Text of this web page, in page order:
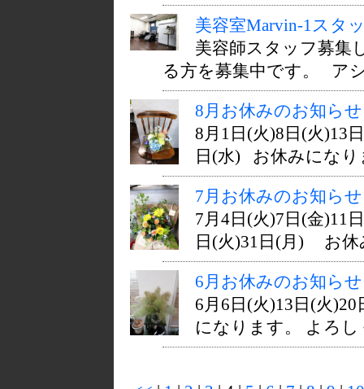
美容室Marvin-1スタ
美容師スタッフ募集
る方を募集中です。 ア
8月お休みのお知らせ
8月1日(火)8日(火)13
日(水) お休みにな
7月お休みのお知らせ
7月4日(火)7日(金)11
日(火)31日(月) お休
6月お休みのお知らせ
6月6日(火)13日(火
になります。 よろし